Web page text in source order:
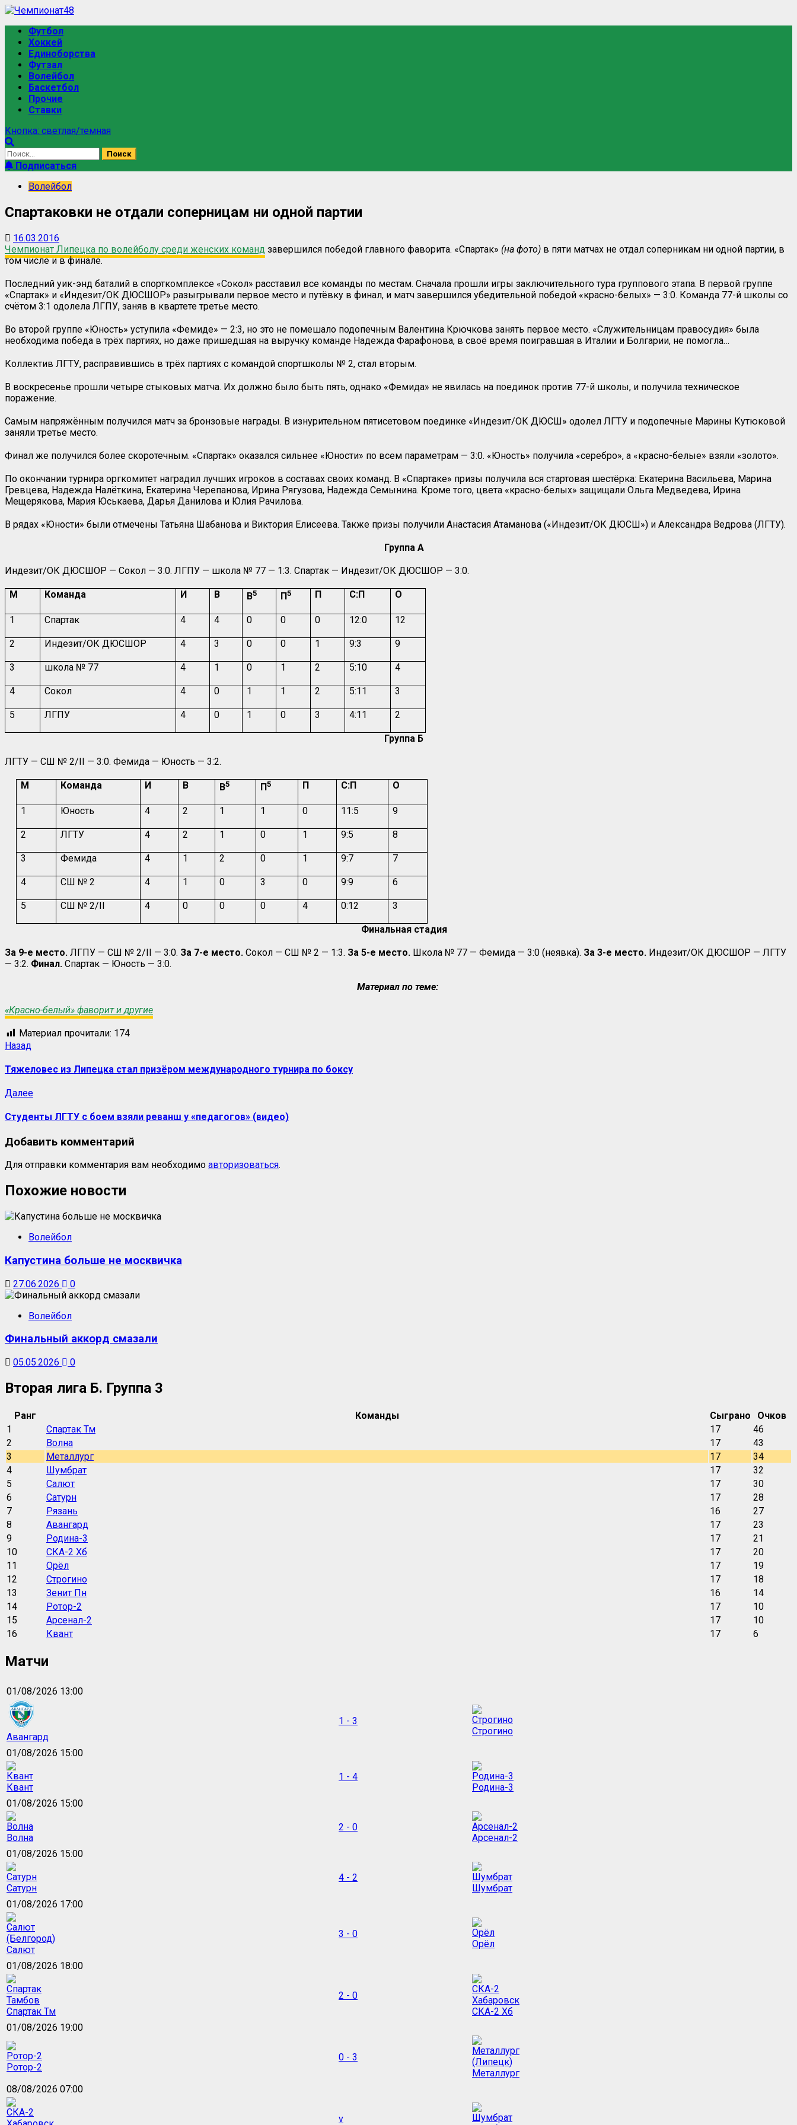
Перейти
содержимому
Основное
меню
Футбол
Хоккей
Единоборства
Футзал
Волейбол
Баскетбол
Прочие
Ставки
Кнопка: светлая/темная
Найти:
Подписаться
Волейбол
Спартаковки не отдали соперницам ни одной партии
16.03.2016
Чемпионат Липецка по волейболу среди женских команд завершился победой главного фаворита. «Спартак» (на фото) в пяти матчах не отдал соперникам ни одной партии, в
том числе и в финале.
Последний уик-энд баталий в спорткомплексе «Сокол» расставил все команды по местам. Сначала прошли игры заключительного тура группового этапа. В первой группе
«Спартак» и «Индезит/ОК ДЮСШОР» разыгрывали первое место и путёвку в финал, и матч завершился убедительной победой «красно-белых» — 3:0. Команда 77-й школы со
счётом 3:1 одолела ЛГПУ, заняв в квартете третье место.
Во второй группе «Юность» уступила «Фемиде» — 2:3, но это не помешало подопечным Валентина Крючкова занять первое место. «Служительницам правосудия» была
необходима победа в трёх партиях, но даже пришедшая на выручку команде Надежда Фарафонова, в своё время поигравшая в Италии и Болгарии, не помогла…
Коллектив ЛГТУ, расправившись в трёх партиях с командой спортшколы № 2, стал вторым.
В воскресенье прошли четыре стыковых матча. Их должно было быть пять, однако «Фемида» не явилась на поединок против 77-й школы, и получила техническое
поражение.
Самым напряжённым получился матч за бронзовые награды. В изнурительном пятисетовом поединке «Индезит/ОК ДЮСШ» одолел ЛГТУ и подопечные Марины Кутюковой
заняли третье место.
Финал же получился более скоротечным. «Спартак» оказался сильнее «Юности» по всем параметрам — 3:0. «Юность» получила «серебро», а «красно-белые» взяли «золото».
По окончании турнира оргкомитет наградил лучших игроков в составах своих команд. В «Спартаке» призы получила вся стартовая шестёрка: Екатерина Васильева, Марина
Гревцева, Надежда Налёткина, Екатерина Черепанова, Ирина Рягузова, Надежда Семынина. Кроме того, цвета «красно-белых» защищали Ольга Медведева, Ирина
Мещерякова, Мария Юськаева, Дарья Данилова и Юлия Рачилова.
В рядах «Юности» были отмечены Татьяна Шабанова и Виктория Елисеева. Также призы получили Анастасия Атаманова («Индезит/ОК ДЮСШ») и Александра Ведрова (ЛГТУ).
Группа А
Индезит/ОК ДЮСШОР — Сокол — 3:0. ЛГПУ — школа № 77 — 1:3. Спартак — Индезит/ОК ДЮСШОР — 3:0.
М Команда И В В5 П5 П С:П О
1 Спартак 4 4 0 0 0 12:0 12
2 Индезит/ОК ДЮСШОР 4 3 0 0 1 9:3 9
3 школа № 77 4 1 0 1 2 5:10 4
4 Сокол 4 0 1 1 2 5:11 3
5 ЛГПУ 4 0 1 0 3 4:11 2
Группа Б
ЛГТУ — СШ № 2/II — 3:0. Фемида — Юность — 3:2.
М Команда И В В5 П5 П С:П О
1 Юность 4 2 1 1 0 11:5 9
2 ЛГТУ 4 2 1 0 1 9:5 8
3 Фемида 4 1 2 0 1 9:7 7
4 СШ № 2 4 1 0 3 0 9:9 6
5 СШ № 2/II 4 0 0 0 4 0:12 3
Финальная стадия
За 9-е место. ЛГПУ — СШ № 2/II — 3:0. За 7-е место. Сокол — СШ № 2 — 1:3. За 5-е место. Школа № 77 — Фемида — 3:0 (неявка). За 3-е место. Индезит/ОК ДЮСШОР — ЛГТУ
— 3:2. Финал. Спартак — Юность — 3:0.
Материал по теме:
«Красно-белый» фаворит и другие
Материал прочитали: 174
Навигация
записи
Назад
Тяжеловес из Липецка стал призёром международного турнира по боксу
ДалееСледующая
Студенты ЛГТУ с боем взяли реванш у «педагогов» (видео)
Добавить комментарий
Для отправки комментария вам необходимо авторизоваться.
Похожие новости
Волейбол
Капустина больше не москвичка
27.06.2026 0
Волейбол
Финальный аккорд смазали
05.05.2026 0
Вторая лига Б. Группа 3
Ранг Команды Сыграно
Очков
1
Спартак Тм 17
46
2
Волна 17
43
3
Металлург 17
34
4
Шумбрат 17
32
5
Салют 17
30
6
Сатурн 17
28
7
Рязань 16
27
8
Авангард 17
23
9
Родина-3 17
21
10
СКА-2 Хб 17
20
11
Орёл 17
19
12
Строгино 17
18
13
Зенит Пн 16
14
14
Ротор-2 17
10
15
Арсенал-2 17
10
16
Квант 17 6
Матчи
01/08/2026 13:00
Авангард
1 - 3
Строгино
01/08/2026 15:00
Квант
1 - 4
Родина-3
01/08/2026 15:00
Волна
2 - 0
Арсенал-2
01/08/2026 15:00
Сатурн
4 - 2
Шумбрат
01/08/2026 17:00
Салют
3 - 0
Орёл
01/08/2026 18:00
Спартак Тм
2 - 0
СКА-2 Хб
01/08/2026 19:00
Ротор-2
0 - 3
Металлург
08/08/2026 07:00
v